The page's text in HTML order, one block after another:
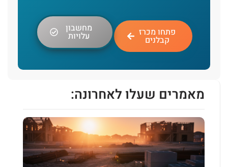
פתחו מכרז
קבלנים
מחשבון
עלויות
מאמרים שעלו לאחרונה: